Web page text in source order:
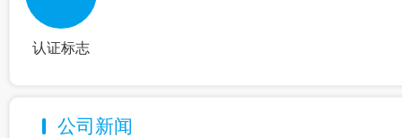
认证标志
公司新闻